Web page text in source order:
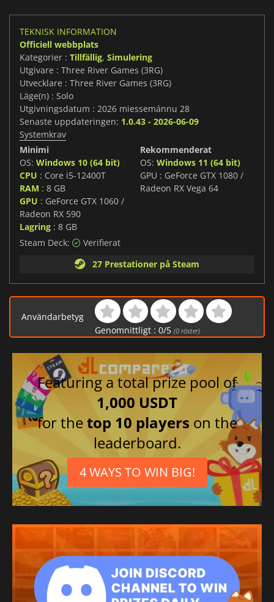
TEKNISK INFORMATION
Officiell webbplats
Kategorier : Tillfällig, Simulering
Utgivare : Three River Games (3RG)
Utvecklare : Three River Games (3RG)
Läge(n) : Solo
Utgivningsdatum : 2026 miessemánnu 28
Senaste uppdateringen: 1.0.43 - 2026-06-09
Systemkrav
Minimi
OS: Windows 10 (64 bit)
CPU : Core i5-12400T
RAM : 8 GB
GPU : GeForce GTX 1060 /
Radeon RX 590
Lagring : 8 GB
Rekommenderat
OS: Windows 11 (64 bit)
GPU : GeForce GTX 1080 /
Radeon RX Vega 64
Steam Deck:
Verifierat
27 Prestationer på Steam
Användarbetyg
Genomnittligt : 0/5 (0röster)
Featuring a total prize pool of
1,000 USDT
for thetop 10 players on the
leaderboard.
4 WAYS TO WIN BIG!